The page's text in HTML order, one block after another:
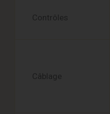
Contrôles
Câblage